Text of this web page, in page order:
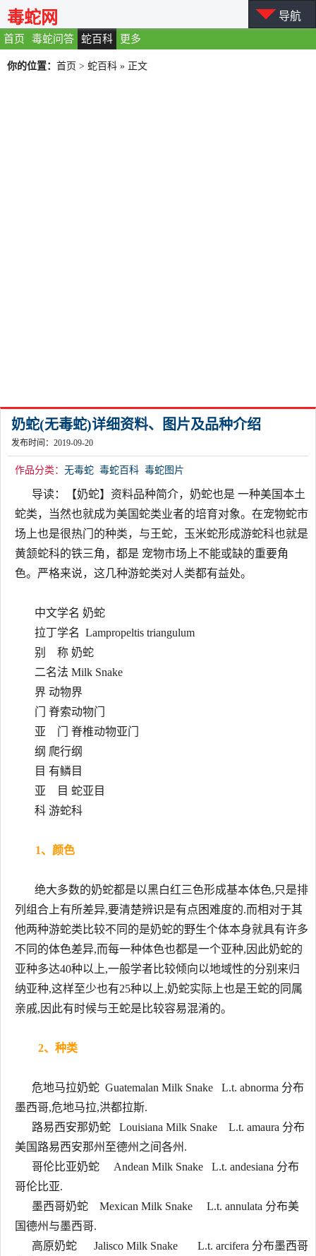
首页 毒蛇问答 蛇百科 更多
毒蛇网 导航
你的位置： 首页 > 蛇百科 » 正文
奶蛇(无毒蛇)详细资料、图片及品种介绍
发布时间：2019-09-20
作品分类： 无毒蛇 毒蛇百科 毒蛇图片
导读：【奶蛇】资料品种简介，奶蛇也是 一种美国本土
蛇类，当然也就成为美国蛇类业者的培育对象。在宠物蛇市
场上也是很热门的种类，与王蛇，玉米蛇形成游蛇科也就是
黄颔蛇科的铁三角，都是 宠物市场上不能或缺的重要角
色。严格来说，这几种游蛇类对人类都有益处。
中文学名 奶蛇
拉丁学名 Lampropeltis triangulum
别 称 奶蛇
二名法 Milk Snake
界 动物界
门 脊索动物门
亚 门 脊椎动物亚门
纲 爬行纲
目 有鳞目
亚 目 蛇亚目
科 游蛇科
1、颜色
绝大多数的奶蛇都是以黑白红三色形成基本体色,只是排
列组合上有所差异,要清楚辨识是有点困难度的.而相对于其
他两种游蛇类比较不同的是奶蛇的野生个体本身就具有许多
不同的体色差异,而每一种体色也都是一个亚种,因此奶蛇的
亚种多达40种以上,一般学者比较倾向以地域性的分别来归
纳亚种,这样至少也有25种以上,奶蛇实际上也是王蛇的同属
亲戚,因此有时候与王蛇是比较容易混淆的。
2、种类
危地马拉奶蛇 Guatemalan Milk Snake L.t. abnorma 分布
墨西哥,危地马拉,洪都拉斯.
路易西安那奶蛇 Louisiana Milk Snake L.t. amaura 分布
美国路易西安那州至德州之间各州.
哥伦比亚奶蛇 Andean Milk Snake L.t. andesiana 分布
哥伦比亚.
墨西哥奶蛇 Mexican Milk Snake L.t. annulata 分布美
国德州与墨西哥.
高原奶蛇 Jalisco Milk Snake L.t. arcifera 分布墨西哥